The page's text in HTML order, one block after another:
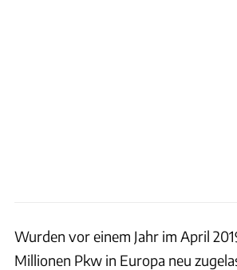
Wurden vor einem Jahr im April
Millionen Pkw in Europa neu